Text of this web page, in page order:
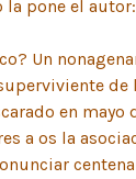
pone el
Un
de
en mayo
a os la